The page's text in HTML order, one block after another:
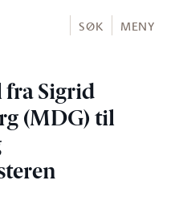
SØK MENY
fra Sigrid
(MDG) til